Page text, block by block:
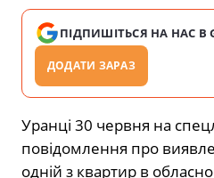
ПІДПИШІТЬСЯ НА НАС В
ДОДАТИ ЗАРАЗ
Уранці 30 червня на
повідомлення про
одній з квартир в